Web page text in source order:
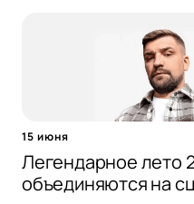
15 июня
Легендарное лето
объединяются на